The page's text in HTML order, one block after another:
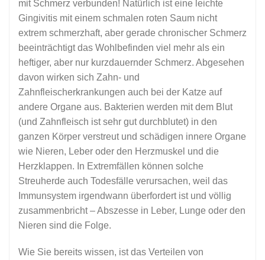
mit Schmerz verbunden! Natürlich ist eine leichte
Gingivitis mit einem schmalen roten Saum nicht
extrem schmerzhaft, aber gerade chronischer Schmerz
beeinträchtigt das Wohlbefinden viel mehr als ein
heftiger, aber nur kurzdauernder Schmerz. Abgesehen
davon wirken sich Zahn- und
Zahnfleischerkrankungen auch bei der Katze auf
andere Organe aus. Bakterien werden mit dem Blut
(und Zahnfleisch ist sehr gut durchblutet) in den
ganzen Körper verstreut und schädigen innere Organe
wie Nieren, Leber oder den Herzmuskel und die
Herzklappen. In Extremfällen können solche
Streuherde auch Todesfälle verursachen, weil das
Immunsystem irgendwann überfordert ist und völlig
zusammenbricht – Abszesse in Leber, Lunge oder den
Nieren sind die Folge.
Wie Sie bereits wissen, ist das Verteilen von